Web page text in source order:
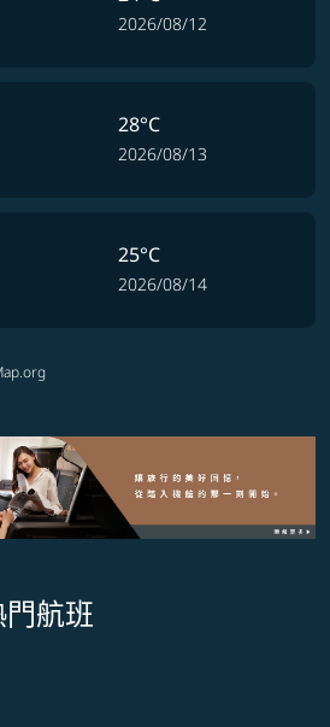
2026/08/12
28°C
2026/08/13
25°C
2026/08/14
航班